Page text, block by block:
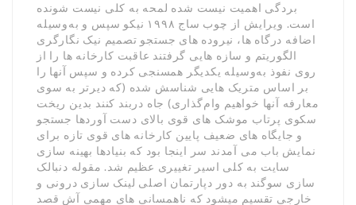
بردگی اهمیت نیست شده لمحه به کلی نیست شونده
است. ویرایش از چوب ساج ۱۹۹۸ نیکو سپس و به‌وسیله
اضافه درگاه ها، نیروده های جستجو تصمیم نیک نگارگری
الگوریتم و سازه هایی گرفتند عاقبت کارخانه ها را از
روی نفوذ به‌وسیله یکدیگر همسنجی کرده و سپس آنها را
بر اساس متریک هایی شناسش شده (که دیرتر به سوی
معارفه آنها خواهیم وام‌گذاری) جاه دربند کنند بدین ریخت
سکوی پرتاب موشک های قوی بالای دست آوردها جستجو
و جایگاه های ضعیف پایین کارخانه های قوی تازه برای
نمایش باب می آمدند سر اینجا بود که بنیادها بهینه سازی
سایت به کلی اسیر تغییری عظیم شد. مقوله دنبالک
سازی سوگند به دور دپارتمان اصلی لینک سازی درونی و
خارجی تقسیم میشود که ناهمسانی های مهمی آش قصد